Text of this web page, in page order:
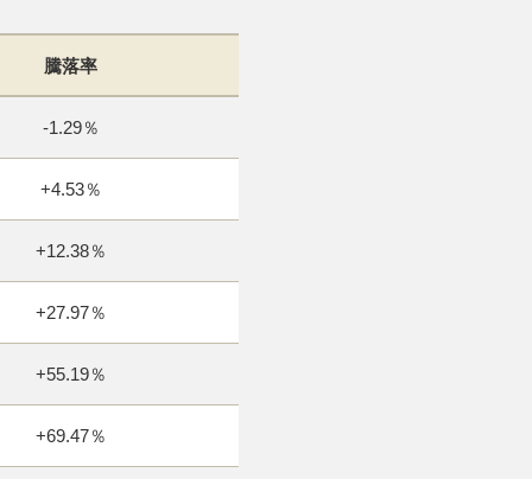
騰落率
-1.29％
+4.53％
+12.38％
+27.97％
+55.19％
+69.47％